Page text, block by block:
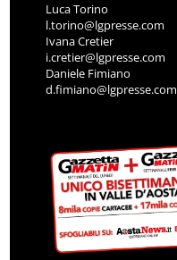
Luca Torino
l.torino@lgpresse.com
Ivana Cretier
i.cretier@lgpresse.com
Daniele Fimiano
d.fimiano@lgpresse.com